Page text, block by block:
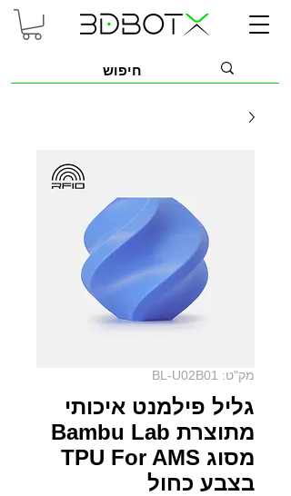
מק"ט: BL-U02B01
גליל פילמנט איכותי
מתוצרת Bambu Lab
מסוג TPU For AMS
בצבע כחול